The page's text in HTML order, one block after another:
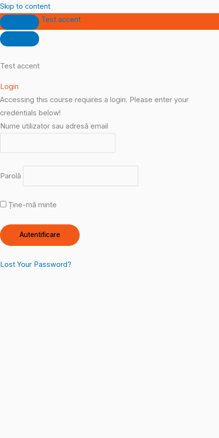
Skip to content
Test accent
Test accent
Login
Accessing this course requires a login. Please enter your
credentials below!
Nume utilizator sau adresă email
Parolă
Ține-mă minte
Lost Your Password?